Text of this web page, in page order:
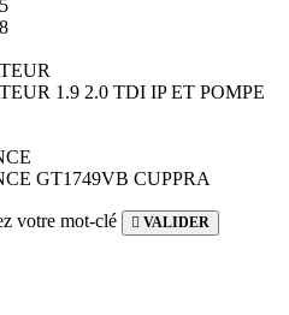
1.9 2.0 TDI IP ET POMPE
GT1749VB CUPPRA
votre mot-clé VALIDER